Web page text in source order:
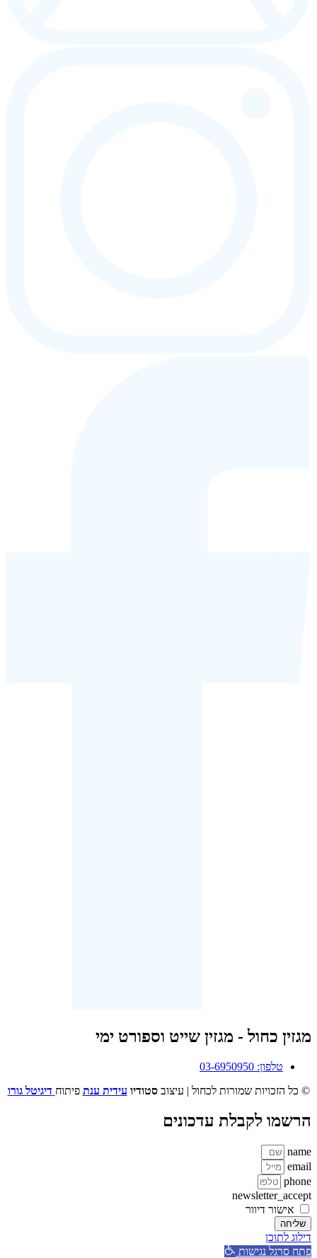
מגזין כחול - מגזין שייט וספורט ימי
טלפון: 03-6950950
© כל הזכויות שמורות לכחול | עיצובסטודיו עידית ענת פיתוח דיגיטל גורו
הרשמו לקבלת עדכונים
name
email
phone
newsletter_accept
אישור דיוור
שליחה
דילוג לתוכן
פתח סרגל נגישות